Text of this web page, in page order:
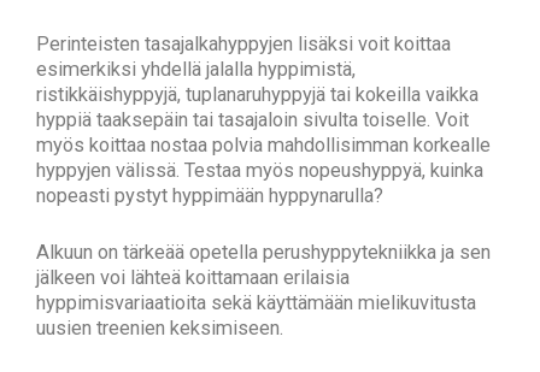
Perinteisten tasajalkahyppyjen lisäksi voit koittaa
esimerkiksi yhdellä jalalla hyppimistä,
ristikkäishyppyjä, tuplanaruhyppyjä tai kokeilla vaikka
hyppiä taaksepäin tai tasajaloin sivulta toiselle. Voit
myös koittaa nostaa polvia mahdollisimman korkealle
hyppyjen välissä. Testaa myös nopeushyppyä, kuinka
nopeasti pystyt hyppimään hyppynarulla?
Alkuun on tärkeää opetella perushyppytekniikka ja sen
jälkeen voi lähteä koittamaan erilaisia
hyppimisvariaatioita sekä käyttämään mielikuvitusta
uusien treenien keksimiseen.